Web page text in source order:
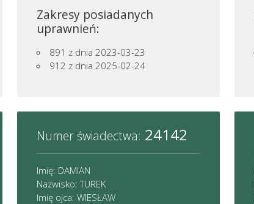
Zakresy posiadanych
uprawnień:
891 z dnia 2023-03-23
912 z dnia 2025-02-24
Numer świadectwa: 24142
Imię: DAMIAN
Nazwisko: TUREK
Imię ojca: WIESŁAW